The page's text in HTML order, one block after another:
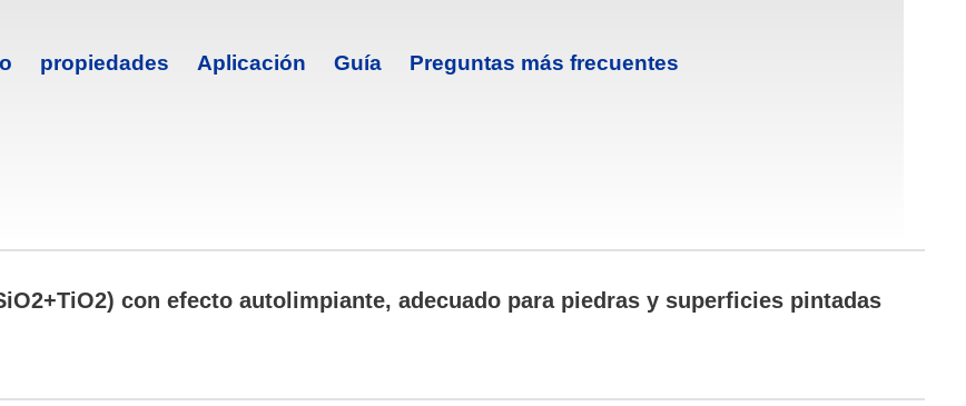
propiedades Aplicación Guía Preguntas más frecuentes
con efecto autolimpiante, adecuado para piedras y superficies pintadas